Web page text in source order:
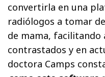
convertirla en una
radiólogos a tomar
de mama, facilitando
contrastados y en
doctora Camps